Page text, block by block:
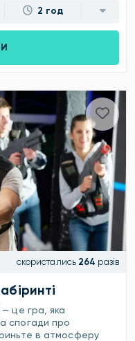
2 год
скористались 264 разів
— це гра, яка
спогади про
в атмосферу